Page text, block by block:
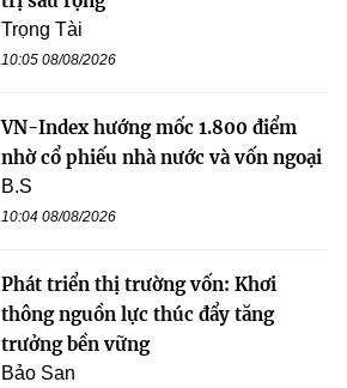
Trọng Tài
10:05 08/08/2026
VN-Index hướng mốc 1.800 điểm
nhờ cổ phiếu nhà nước và vốn ngoại
B.S
10:04 08/08/2026
Phát triển thị trường vốn: Khơi
thông nguồn lực thúc đẩy tăng
trưởng bền vững
Bảo San